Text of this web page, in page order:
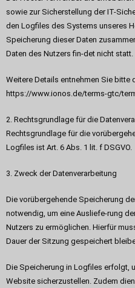
sowie zur Sicherstellung der IT-
den Logfiles des Systems unseres
Speicherung dieser Daten
Daten des Nutzers fin-det nicht statt.
Weitere Details entnehmen Sie bitte
https://www.ionos.de/terms-gtc/
2. Rechtsgrundlage für die
Rechtsgrundlage für die
Logfiles ist Art. 6 Abs. 1 lit. f DSGVO.
3. Zweck der Datenverarbeitung
Die vorübergehende Speicherung
notwendig, um eine Ausliefe-rung
Nutzers zu ermöglichen. Hierfür
Dauer der Sitzung gespeichert
Die Speicherung in Logfiles erfolgt,
Website sicherzustellen. Zudem